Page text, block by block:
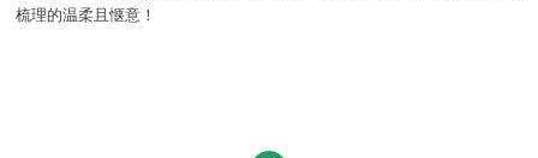
梳理的温柔且惬意！